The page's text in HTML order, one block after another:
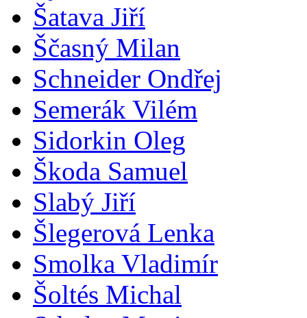
Šatava Jiří
Ščasný Milan
Schneider Ondřej
Semerák Vilém
Sidorkin Oleg
Škoda Samuel
Slabý Jiří
Šlegerová Lenka
Smolka Vladimír
Šoltés Michal